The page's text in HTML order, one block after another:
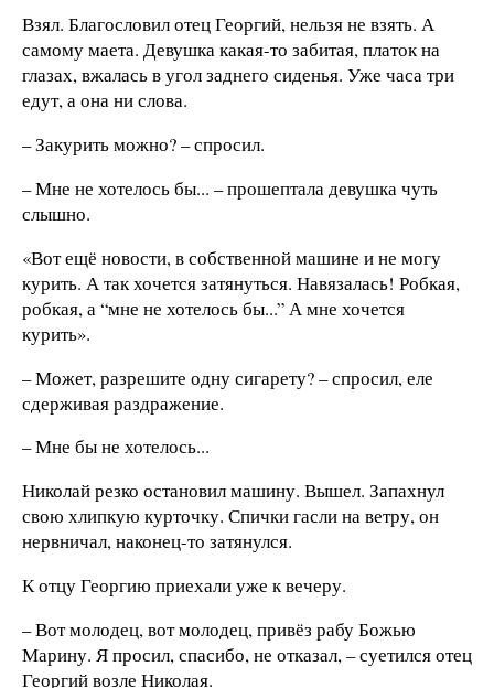
Взял. Благословил отец Георгий, нельзя не взять. А
самому маета. Девушка какая-то забитая, платок на
глазах, вжалась в угол заднего сиденья. Уже часа три
едут, а она ни слова.
– Закурить можно? – спросил.
– Мне не хотелось бы... – прошептала девушка чуть
слышно.
«Вот ещё новости, в собственной машине и не могу
курить. А так хочется затянуться. Навязалась! Робкая,
робкая, а “мне не хотелось бы...” А мне хочется
курить».
– Может, разрешите одну сигарету? – спросил, еле
сдерживая раздражение.
– Мне бы не хотелось...
Николай резко остановил машину. Вышел. Запахнул
свою хлипкую курточку. Спички гасли на ветру, он
нервничал, наконец-то затянулся.
К отцу Георгию приехали уже к вечеру.
– Вот молодец, вот молодец, привёз рабу Божью
Марину. Я просил, спасибо, не отказал, – суетился отец
Георгий возле Николая.